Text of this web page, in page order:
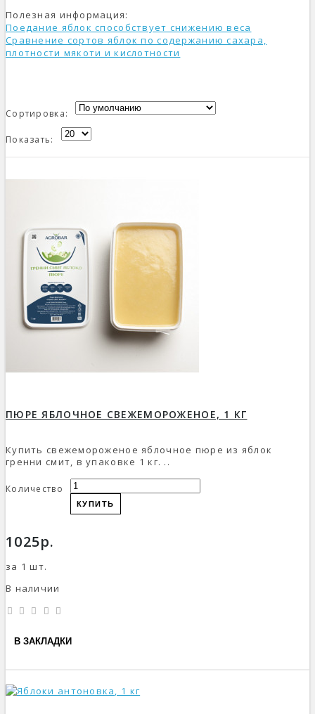
Полезная информация:
Поедание яблок способствует снижению веса
Сравнение сортов яблок по содержанию сахара,
плотности мякоти и кислотности
Сортировка:
Показать:
ПЮРЕ ЯБЛОЧНОЕ СВЕЖЕМОРОЖЕНОЕ, 1 КГ
Купить свежемороженое яблочное пюре из яблок
гренни смит, в упаковке 1 кг. ..
Количество
КУПИТЬ
1025р.
за 1 шт.
В наличии
В ЗАКЛАДКИ